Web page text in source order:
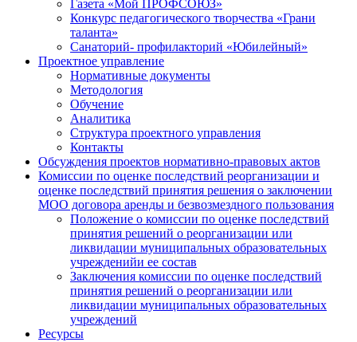
Газета «Мой ПРОФСОЮЗ»
Конкурс педагогического творчества «Грани
таланта»
Санаторий- профилакторий «Юбилейный»
Проектное управление
Нормативные документы
Методология
Обучение
Аналитика
Структура проектного управления
Контакты
Обсуждения проектов нормативно-правовых актов
Комиссии по оценке последствий реорганизации и
оценке последствий принятия решения о заключении
МОО договора аренды и безвозмездного пользования
Положение о комиссии по оценке последствий
принятия решений о реорганизации или
ликвидации муниципальных образовательных
учрежденийи ее состав
Заключения комиссии по оценке последствий
принятия решений о реорганизации или
ликвидации муниципальных образовательных
учреждений
Ресурсы